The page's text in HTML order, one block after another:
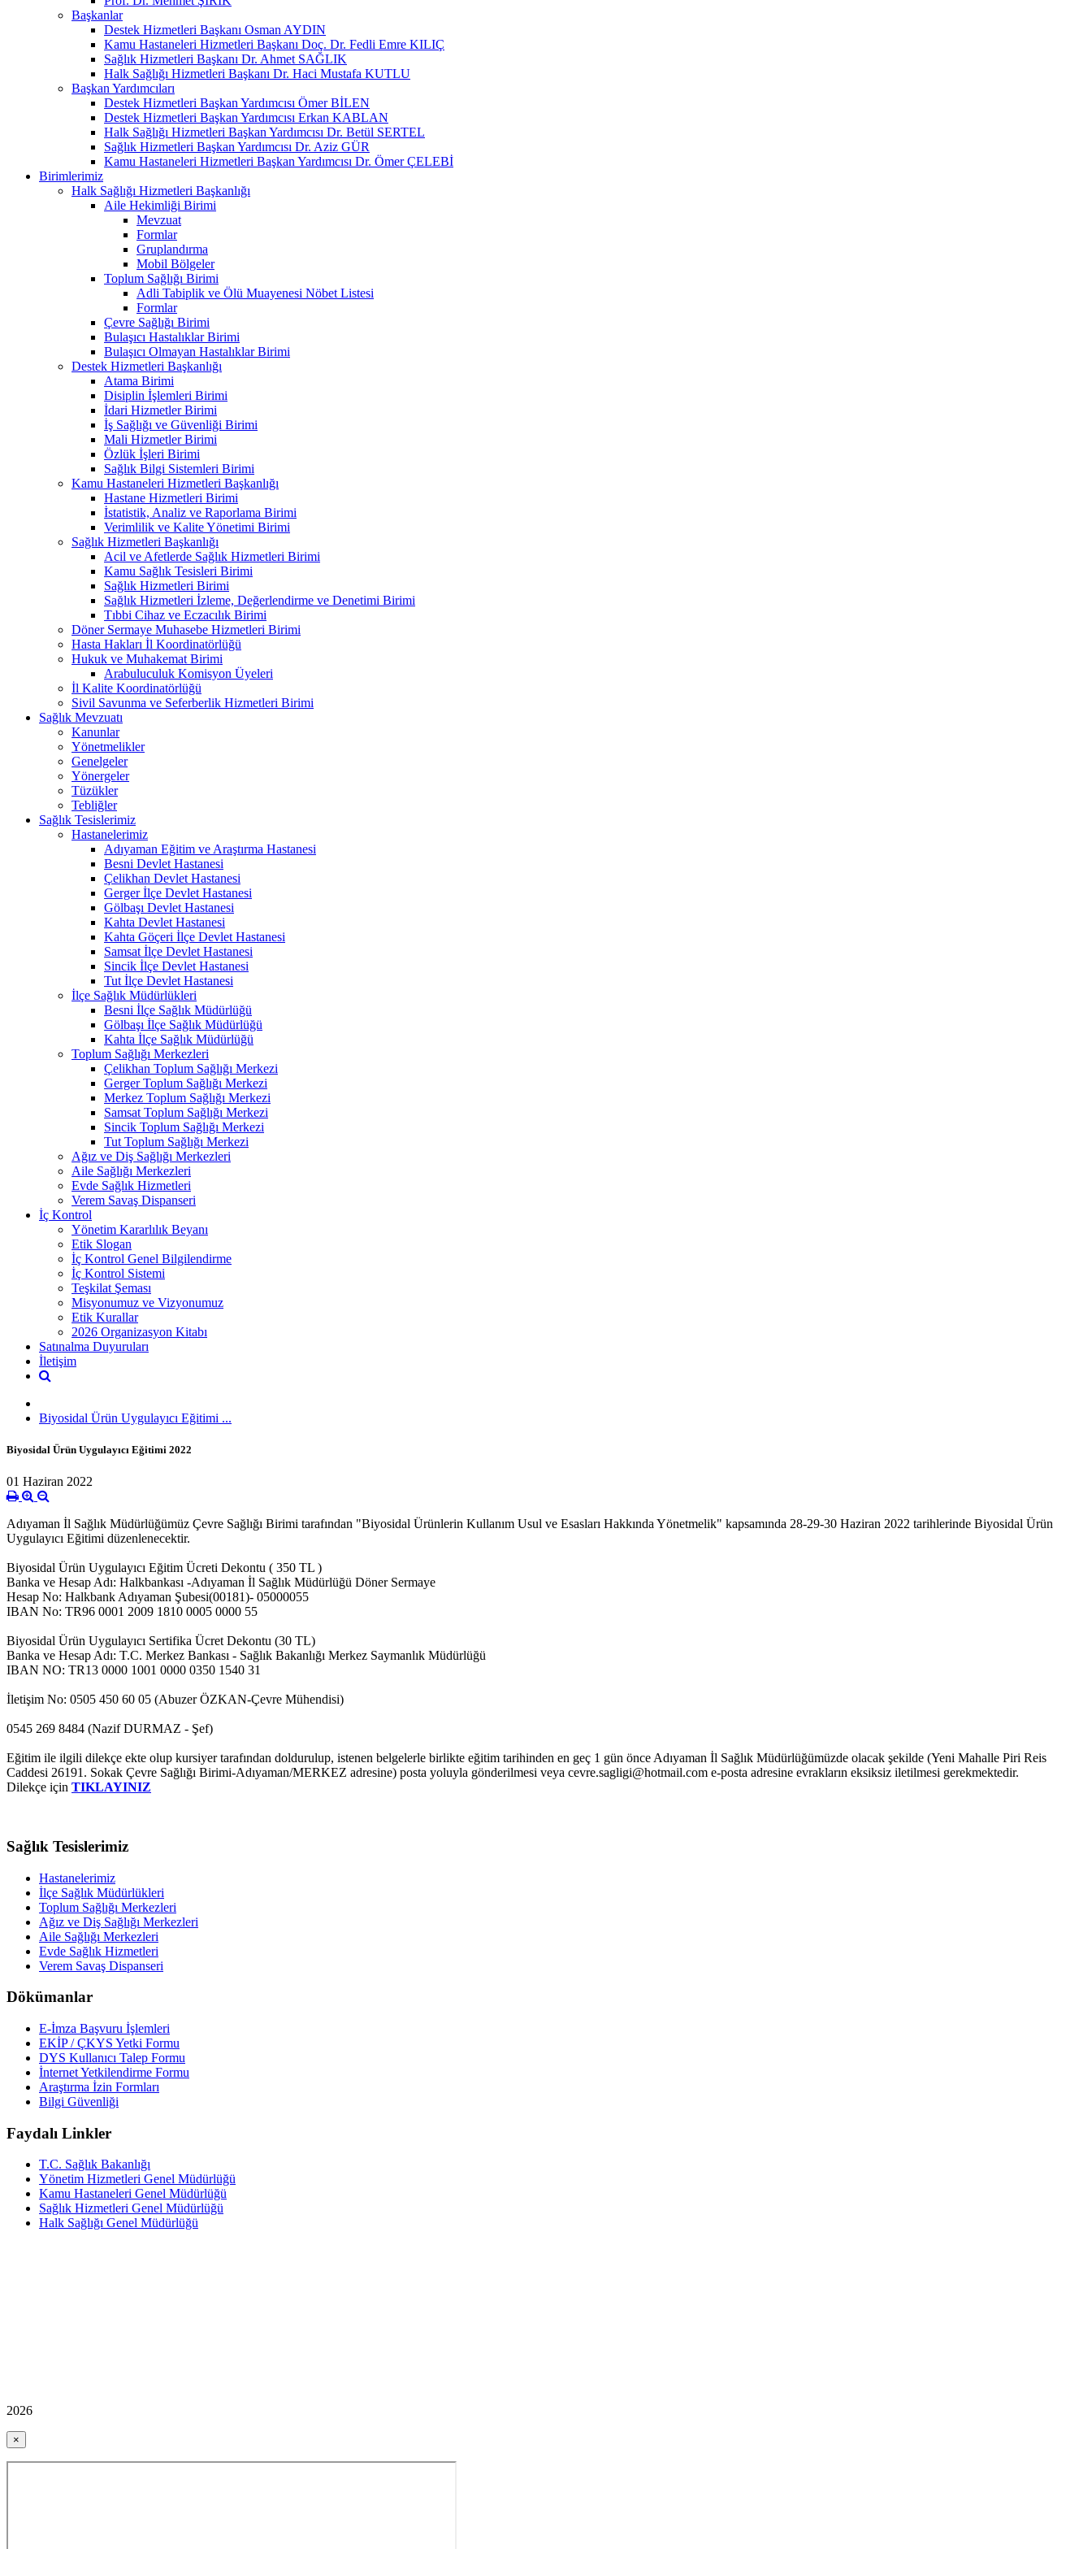
Başkanlar
Destek Hizmetleri Başkanı Osman AYDIN
Kamu Hastaneleri Hizmetleri Başkanı Doç. Dr. Fedli Emre KILIÇ
Sağlık Hizmetleri Başkanı Dr. Ahmet SAĞLIK
Halk Sağlığı Hizmetleri Başkanı Dr. Haci Mustafa KUTLU
Başkan Yardımcıları
Destek Hizmetleri Başkan Yardımcısı Ömer BİLEN
Destek Hizmetleri Başkan Yardımcısı Erkan KABLAN
Halk Sağlığı Hizmetleri Başkan Yardımcısı Dr. Betül SERTEL
Sağlık Hizmetleri Başkan Yardımcısı Dr. Aziz GÜR
Kamu Hastaneleri Hizmetleri Başkan Yardımcısı Dr. Ömer ÇELEBİ
Birimlerimiz
Halk Sağlığı Hizmetleri Başkanlığı
Aile Hekimliği Birimi
Mevzuat
Formlar
Gruplandırma
Mobil Bölgeler
Toplum Sağlığı Birimi
Adli Tabiplik ve Ölü Muayenesi Nöbet Listesi
Formlar
Çevre Sağlığı Birimi
Bulaşıcı Hastalıklar Birimi
Bulaşıcı Olmayan Hastalıklar Birimi
Destek Hizmetleri Başkanlığı
Atama Birimi
Disiplin İşlemleri Birimi
İdari Hizmetler Birimi
İş Sağlığı ve Güvenliği Birimi
Mali Hizmetler Birimi
Özlük İşleri Birimi
Sağlık Bilgi Sistemleri Birimi
Kamu Hastaneleri Hizmetleri Başkanlığı
Hastane Hizmetleri Birimi
İstatistik, Analiz ve Raporlama Birimi
Verimlilik ve Kalite Yönetimi Birimi
Sağlık Hizmetleri Başkanlığı
Acil ve Afetlerde Sağlık Hizmetleri Birimi
Kamu Sağlık Tesisleri Birimi
Sağlık Hizmetleri Birimi
Sağlık Hizmetleri İzleme, Değerlendirme ve Denetimi Birimi
Tıbbi Cihaz ve Eczacılık Birimi
Döner Sermaye Muhasebe Hizmetleri Birimi
Hasta Hakları İl Koordinatörlüğü
Hukuk ve Muhakemat Birimi
Arabuluculuk Komisyon Üyeleri
İl Kalite Koordinatörlüğü
Sivil Savunma ve Seferberlik Hizmetleri Birimi
Sağlık Mevzuatı
Kanunlar
Yönetmelikler
Genelgeler
Yönergeler
Tüzükler
Tebliğler
Sağlık Tesislerimiz
Hastanelerimiz
Adıyaman Eğitim ve Araştırma Hastanesi
Besni Devlet Hastanesi
Çelikhan Devlet Hastanesi
Gerger İlçe Devlet Hastanesi
Gölbaşı Devlet Hastanesi
Kahta Devlet Hastanesi
Kahta Göçeri İlçe Devlet Hastanesi
Samsat İlçe Devlet Hastanesi
Sincik İlçe Devlet Hastanesi
Tut İlçe Devlet Hastanesi
İlçe Sağlık Müdürlükleri
Besni İlçe Sağlık Müdürlüğü
Gölbaşı İlçe Sağlık Müdürlüğü
Kahta İlçe Sağlık Müdürlüğü
Toplum Sağlığı Merkezleri
Çelikhan Toplum Sağlığı Merkezi
Gerger Toplum Sağlığı Merkezi
Merkez Toplum Sağlığı Merkezi
Samsat Toplum Sağlığı Merkezi
Sincik Toplum Sağlığı Merkezi
Tut Toplum Sağlığı Merkezi
Ağız ve Diş Sağlığı Merkezleri
Aile Sağlığı Merkezleri
Evde Sağlık Hizmetleri
Verem Savaş Dispanseri
İç Kontrol
Yönetim Kararlılık Beyanı
Etik Slogan
İç Kontrol Genel Bilgilendirme
İç Kontrol Sistemi
Teşkilat Şeması
Misyonumuz ve Vizyonumuz
Etik Kurallar
2026 Organizasyon Kitabı
Satınalma Duyuruları
İletişim
Biyosidal Ürün Uygulayıcı Eğitimi ...
Biyosidal Ürün Uygulayıcı Eğitimi 2022
01 Haziran 2022
Adıyaman İl Sağlık Müdürlüğümüz Çevre Sağlığı Birimi tarafından "Biyosidal Ürünlerin Kullanım Usul ve Esasları Hakkında Yönetmelik" kapsamında 28-29-30 Haziran 2022 tarihlerinde Biyosidal Ürün
Uygulayıcı Eğitimi düzenlenecektir.
Biyosidal Ürün Uygulayıcı Eğitim Ücreti Dekontu ( 350 TL )
Banka ve Hesap Adı: Halkbankası -Adıyaman İl Sağlık Müdürlüğü Döner Sermaye
Hesap No: Halkbank Adıyaman Şubesi(00181)- 05000055
IBAN No: TR96 0001 2009 1810 0005 0000 55
Biyosidal Ürün Uygulayıcı Sertifika Ücret Dekontu (30 TL)
Banka ve Hesap Adı: T.C. Merkez Bankası - Sağlık Bakanlığı Merkez Saymanlık Müdürlüğü
IBAN NO: TR13 0000 1001 0000 0350 1540 31
İletişim No: 0505 450 60 05 (Abuzer ÖZKAN-Çevre Mühendisi)
0545 269 8484 (Nazif DURMAZ - Şef)
Eğitim ile ilgili dilekçe ekte olup kursiyer tarafından doldurulup, istenen belgelerle birlikte eğitim tarihinden en geç 1 gün önce Adıyaman İl Sağlık Müdürlüğümüzde olacak şekilde (Yeni Mahalle Piri Reis
Caddesi 26191. Sokak Çevre Sağlığı Birimi-Adıyaman/MERKEZ adresine) posta yoluyla gönderilmesi veya cevre.sagligi@hotmail.com e-posta adresine evrakların eksiksiz iletilmesi gerekmektedir.
Dilekçe için TIKLAYINIZ
Sağlık Tesislerimiz
Hastanelerimiz
İlçe Sağlık Müdürlükleri
Toplum Sağlığı Merkezleri
Ağız ve Diş Sağlığı Merkezleri
Aile Sağlığı Merkezleri
Evde Sağlık Hizmetleri
Verem Savaş Dispanseri
Dökümanlar
E-İmza Başvuru İşlemleri
EKİP / ÇKYS Yetki Formu
DYS Kullanıcı Talep Formu
İnternet Yetkilendirme Formu
Araştırma İzin Formları
Bilgi Güvenliği
Faydalı Linkler
T.C. Sağlık Bakanlığı
Yönetim Hizmetleri Genel Müdürlüğü
Kamu Hastaneleri Genel Müdürlüğü
Sağlık Hizmetleri Genel Müdürlüğü
Halk Sağlığı Genel Müdürlüğü
2026
×